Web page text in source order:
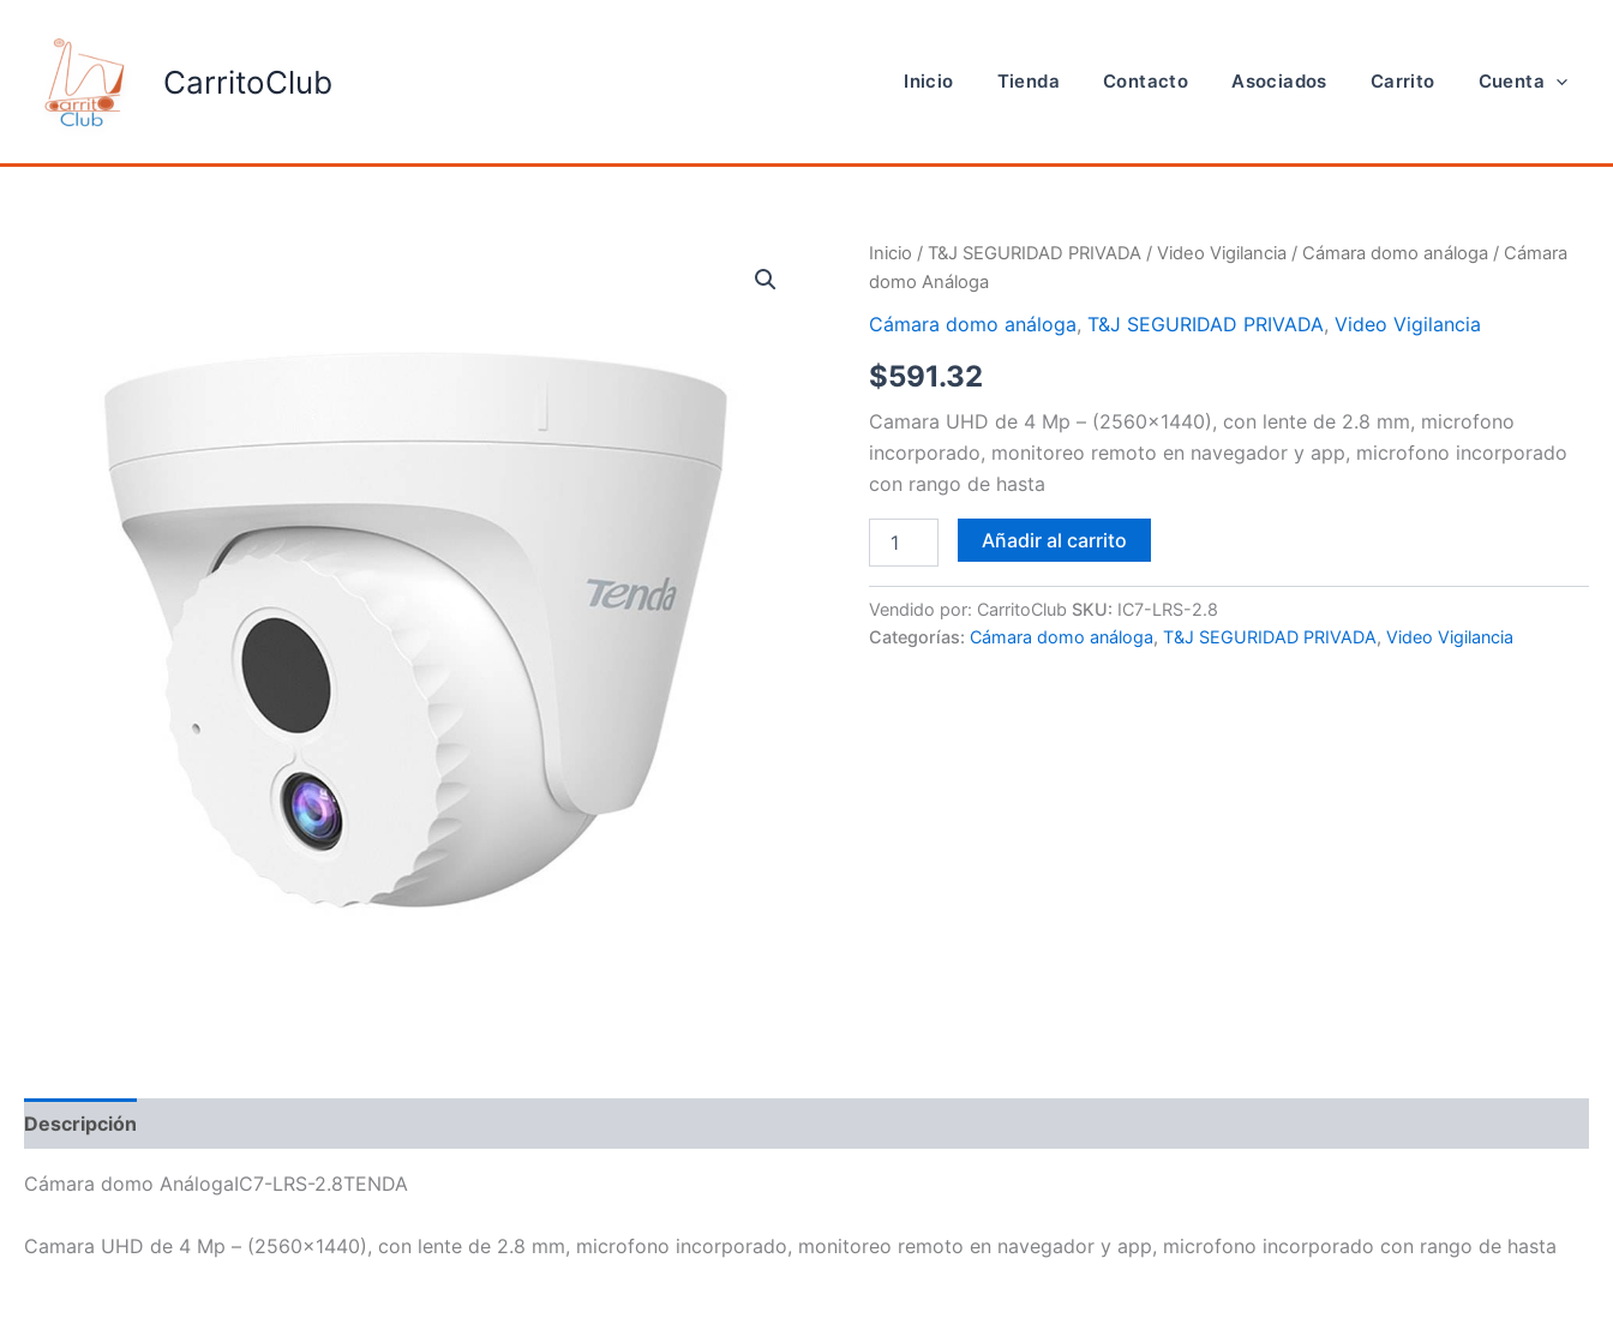
contenido
CarritoClub Inicio Tienda Contacto Asociados Carrito Cuenta
Inicio /T&J SEGURIDAD PRIVADA /Video Vigilancia / Cámara domo análoga / Cámara
domo Análoga
Cámara domo análoga,T&J SEGURIDAD PRIVADA,Video Vigilancia
$591.32
Camara UHD de 4 Mp – (2560×1440), con lente de 2.8 mm, microfono
incorporado, monitoreo remoto en navegador y app, microfono incorporado
con rango de hasta
Cámara
domo
cantidad
Añadir al carrito
Vendido por: CarritoClub SKU: IC7-LRS-2.8
Categorías:Cámara domo análoga,T&J SEGURIDAD PRIVADA,Video Vigilancia
Descripción
Cámara domo AnálogaIC7-LRS-2.8TENDA
Camara UHD de 4 Mp – (2560×1440), con lente de 2.8 mm, microfono incorporado, monitoreo remoto en navegador y app, microfono incorporado con rango de hasta